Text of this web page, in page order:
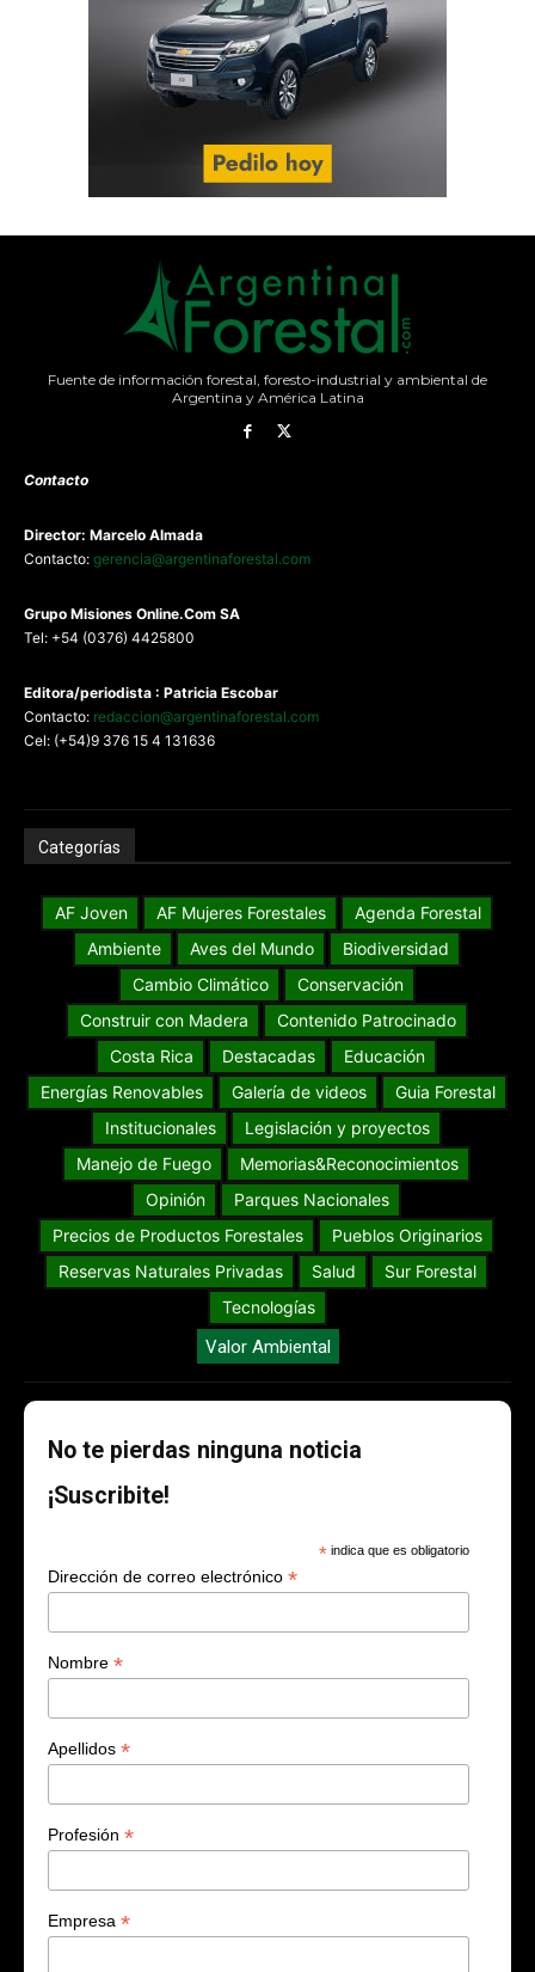
Fuente de información forestal, foresto-industrial y ambiental de
Argentina y América Latina
Contacto
Director: Marcelo Almada
Contacto: gerencia@argentinaforestal.com
Grupo Misiones Online.Com SA
Tel: +54 (0376) 4425800
Editora/periodista : Patricia Escobar
Contacto: redaccion@argentinaforestal.com
Cel: (+54)9 376 15 4 131636
Categorías
AF Joven AF Mujeres Forestales
Agenda Forestal
Ambiente
Aves del Mundo
Biodiversidad
Cambio Climático
Conservación
Construir con Madera
Contenido Patrocinado
Costa Rica
Destacadas
Educación
Energías Renovables
Galería de videos
Guia Forestal
Institucionales
Legislación y proyectos
Manejo de Fuego
Memorias&Reconocimientos
Opinión
Parques Nacionales
Precios de Productos Forestales
Pueblos Originarios
Reservas Naturales Privadas
Salud
Sur Forestal
Tecnologías
Valor Ambiental
No te pierdas ninguna noticia
¡Suscribite!
* indica que es obligatorio
Dirección de correo electrónico *
Nombre *
Apellidos *
Profesión *
Empresa *